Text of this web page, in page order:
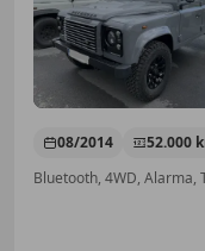
08/2014 52.000
Bluetooth, 4WD, Alarma,